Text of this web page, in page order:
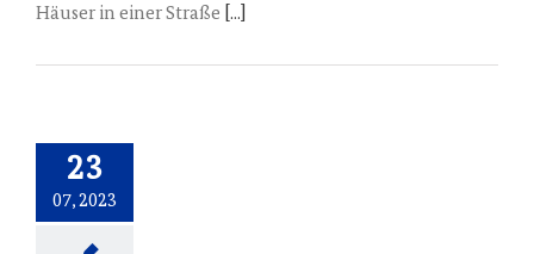
Häuser in einer Straße [...]
23
07, 2023